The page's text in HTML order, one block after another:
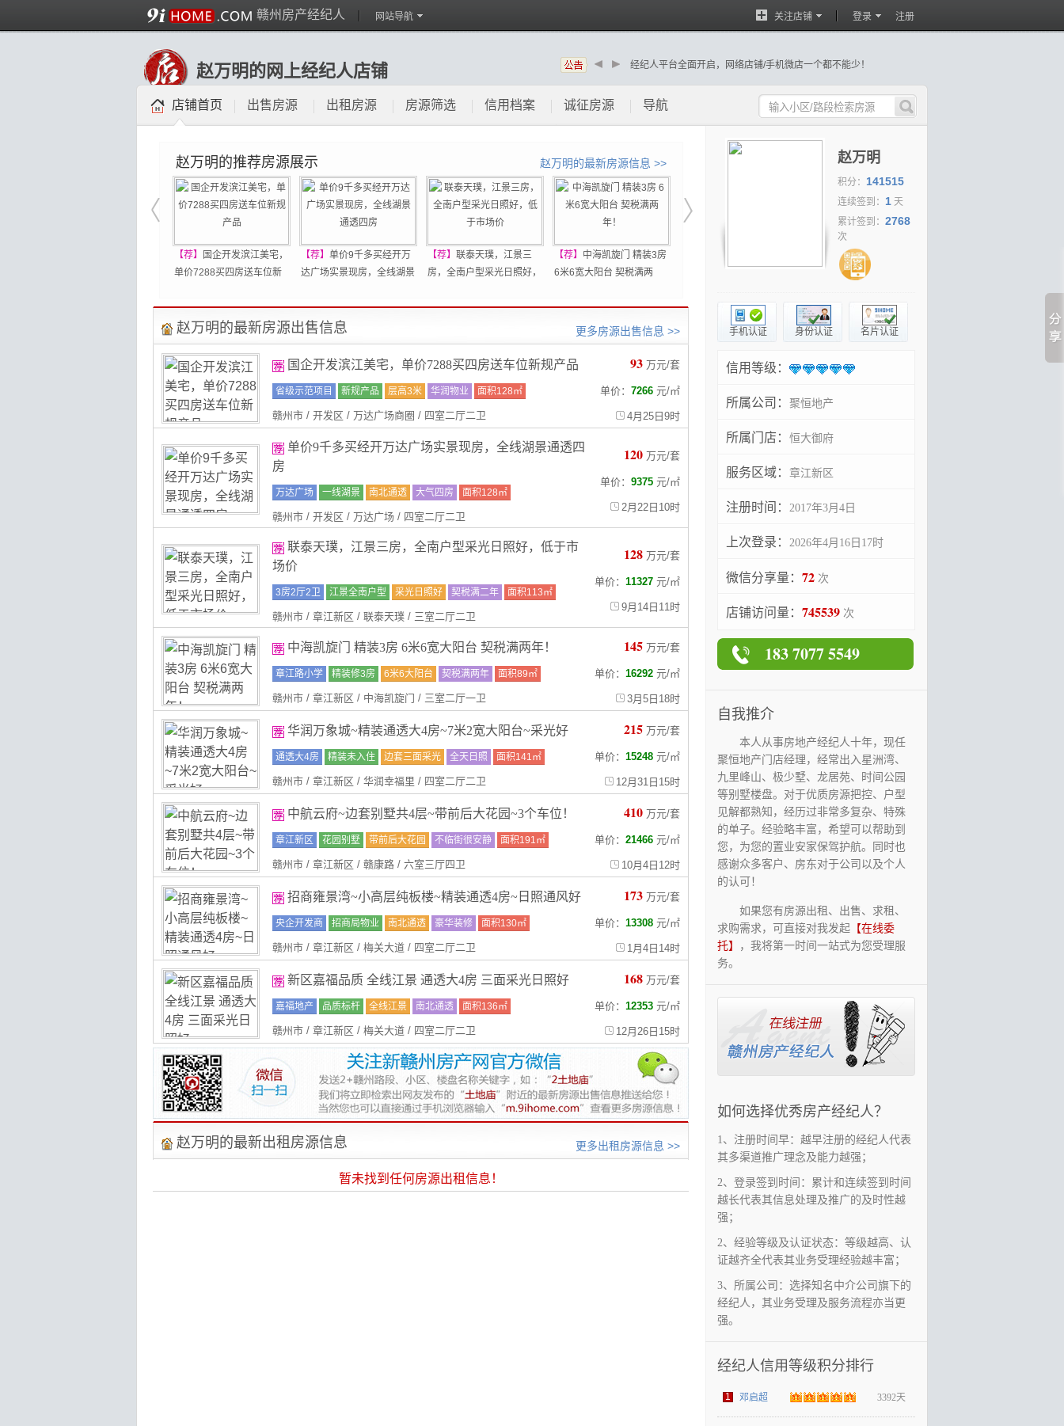
赣州房产经纪人 网站导航 登录 注册
关注店铺
赵万明的网上经纪人店铺
经纪人平台全面开启，网络店铺/手机微店一个都不能少！
新赣州房产网赣州房产经纪人频道隆重上线！
店铺首页 出售房源 出租房源 房源筛选 信用档案 诚征房源 导航
赵万明的推荐房源展示 赵万明的最新房源信息 >>
【荐】
国企开发滨江美宅，
单价7288买四房送车位新
【荐】 单价9千多买经开万
达广场实景现房，全线湖景
【荐】 联泰天璞，江景三
房，全南户型采光日照好，
【荐】
中海凯旋门 精装3房
6米6宽大阳台 契税满两
中航云府~边套别墅
共4层~带前后大花园~3个
赵万明的最新房源出售信息 更多房源出售信息 >>
国企开发滨江美宅，单价7288买四房送车位新规产品
省级示范项目 新规产品 层高3米 华润物业 面积128㎡
赣州市 / 开发区 / 万达广场商圈 / 四室二厅二卫
93 万元/套
单价： 7266 元/㎡
4月25日9时
单价9千多买经开万达广场实景现房，全线湖景通透四
房
万达广场 一线湖景 南北通透 大气四房 面积128㎡
赣州市 / 开发区 / 万达广场 / 四室二厅二卫
120 万元/套
单价： 9375 元/㎡
2月22日10时
联泰天璞，江景三房，全南户型采光日照好，低于市
场价
3房2厅2卫 江景全南户型 采光日照好 契税满二年 面积113㎡
赣州市 / 章江新区 / 联泰天璞 / 三室二厅二卫
128 万元/套
单价： 11327 元/㎡
9月14日11时
中海凯旋门 精装3房 6米6宽大阳台 契税满两年！
章江路小学 精装修3房 6米6大阳台 契税满两年 面积89㎡
赣州市 / 章江新区 / 中海凯旋门 / 三室二厅一卫
145 万元/套
单价： 16292 元/㎡
3月5日18时
华润万象城~精装通透大4房~7米2宽大阳台~采光好
通透大4房 精装未入住 边套三面采光 全天日照 面积141㎡
赣州市 / 章江新区 / 华润幸福里 / 四室二厅二卫
215 万元/套
单价： 15248 元/㎡
12月31日15时
中航云府~边套别墅共4层~带前后大花园~3个车位！
章江新区 花园别墅 带前后大花园 不临街很安静 面积191㎡
赣州市 / 章江新区 / 赣康路 / 六室三厅四卫
410 万元/套
单价： 21466 元/㎡
10月4日12时
招商雍景湾~小高层纯板楼~精装通透4房~日照通风好
央企开发商 招商局物业 南北通透 豪华装修 面积130㎡
赣州市 / 章江新区 / 梅关大道 / 四室二厅二卫
173 万元/套
单价： 13308 元/㎡
1月4日14时
新区嘉福品质 全线江景 通透大4房 三面采光日照好
嘉福地产 品质标杆 全线江景 南北通透 面积136㎡
赣州市 / 章江新区 / 梅关大道 / 四室二厅二卫
168 万元/套
单价： 12353 元/㎡
12月26日15时
赵万明的最新出租房源信息 更多出租房源信息 >>
暂未找到任何房源出租信息！
赵万明
积分： 141515
连续签到： 1 天
累计签到： 2768
次
手机认证 身份认证 名片认证
信用等级：
所属公司： 聚恒地产
所属门店： 恒大御府
服务区域： 章江新区
注册时间： 2017年3月4日
上次登录： 2026年4月16日17时
微信分享量： 72 次
店铺访问量： 745539 次
183 7077 5549
自我推介
本人从事房地产经纪人十年，现任
聚恒地产门店经理，经常出入星洲湾、
九里峰山、极少墅、龙居苑、时间公园
等别墅楼盘。对于优质房源把控、户型
见解都熟知，经历过非常多复杂、特殊
的单子。经验略丰富，希望可以帮助到
您，为您的置业安家保驾护航。同时也
感谢众多客户、房东对于公司以及个人
的认可！
如果您有房源出租、出售、求租、
求购需求，可直接对我发起 【在线委
托】
，我将第一时间一站式为您受理服
务。
如何选择优秀房产经纪人？
1、注册时间早：越早注册的经纪人代表
其多渠道推广理念及能力越强；
2、登录签到时间：累计和连续签到时间
越长代表其信息处理及推广的及时性越
强；
2、经验等级及认证状态：等级越高、认
证越齐全代表其业务受理经验越丰富；
3、所属公司：选择知名中介公司旗下的
经纪人，其业务受理及服务流程亦当更
强。
经纪人信用等级积分排行
1 邓启超 3392天